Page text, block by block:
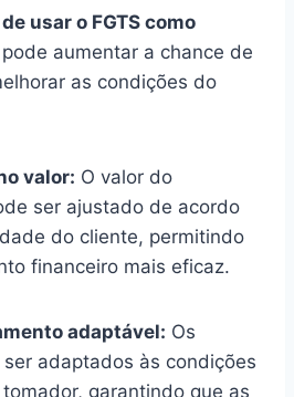
usar o FGTS como
pode aumentar a chance de
as condições do
valor: O valor do
ser ajustado de acordo
do cliente, permitindo
financeiro mais eficaz.
adaptável: Os
adaptados às condições
garantindo que as